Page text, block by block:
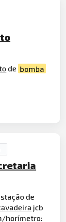
de bomba
de
jcb
horímetro: